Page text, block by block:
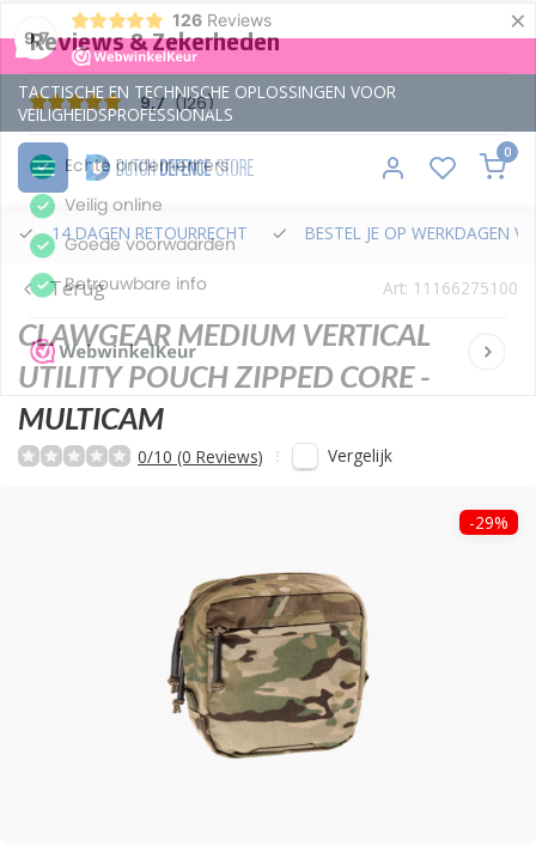
9,7
126 Reviews ×
TACTISCHE EN TECHNISCHE OPLOSSINGEN VOOR
VEILIGHEIDSPROFESSIONALS
0
14 DAGEN RETOURRECHT BESTEL JE OP WERKDAGEN
Terug Art: 11166275100
CLAWGEAR MEDIUM VERTICAL
UTILITY POUCH ZIPPED CORE -
MULTICAM
0/10 (0 Reviews) Vergelijk
-29%